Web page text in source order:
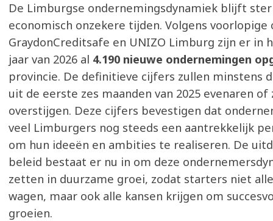
De Limburgse ondernemingsdynamiek blijft
economisch onzekere tijden. Volgens voorlopige
GraydonCreditsafe en UNIZO Limburg zijn er in
jaar van 2026 al 4.190 nieuwe ondernemingen
provincie. De definitieve cijfers zullen minstens
uit de eerste zes maanden van 2025 evenaren of
overstijgen. Deze cijfers bevestigen dat
veel Limburgers nog steeds een aantrekkelijk
om hun ideeën en ambities te realiseren. De
beleid bestaat er nu in om deze
zetten in duurzame groei, zodat starters niet
wagen, maar ook alle kansen krijgen om
groeien.